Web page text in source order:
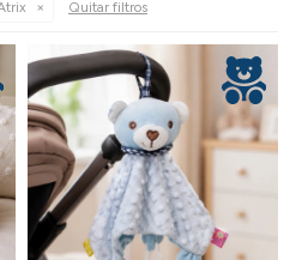
Quitar filtros